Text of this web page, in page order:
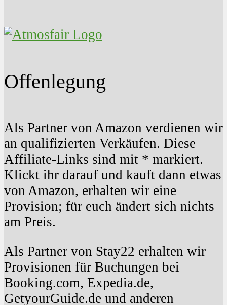
Offenlegung
Als Partner von Amazon verdienen wir
an qualifizierten Verkäufen. Diese
Affiliate-Links sind mit * markiert.
Klickt ihr darauf und kauft dann etwas
von Amazon, erhalten wir eine
Provision; für euch ändert sich nichts
am Preis.
Als Partner von Stay22 erhalten wir
Provisionen für Buchungen bei
Booking.com, Expedia.de,
GetyourGuide.de und anderen